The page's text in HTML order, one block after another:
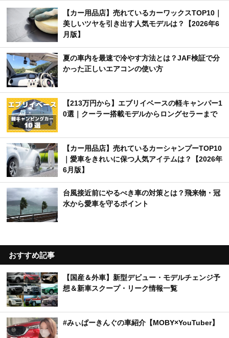
【カー用品店】売れているカーワックスTOP10｜
美しいツヤを引き出す人気モデルは？【2026年6
月版】
夏の車内を最速で冷やす方法とは？JAF検証で分
かった正しいエアコンの使い方
【213万円から】エブリイベースの軽キャンパー1
0選｜クーラー搭載モデルからロングセラーまで
【カー用品店】売れているカーシャンプーTOP10
｜愛車をきれいに保つ人気アイテムは？【2026年
6月版】
台風接近前にやるべき車の対策とは？飛来物・冠
水から愛車を守るポイント
おすすめ記事
【国産＆外車】新型デビュー・モデルチェンジ予
想＆新車スクープ・リーク情報一覧
#みぃぱーきんぐの車紹介【MOBY×YouTuber】